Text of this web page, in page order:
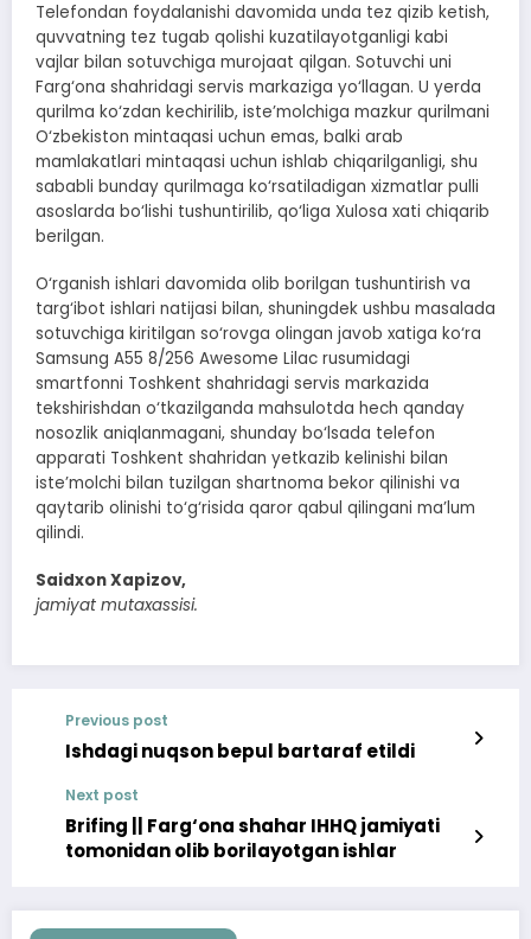
Telefondan foydalanishi davomida unda tez qizib ketish,
quvvatning tez tugab qolishi kuzatilayotganligi kabi
vajlar bilan sotuvchiga murojaat qilgan. Sotuvchi uni
Farg‘ona shahridagi servis markaziga yo‘llagan. U yerda
qurilma ko‘zdan kechirilib, iste’molchiga mazkur qurilmani
O‘zbekiston mintaqasi uchun emas, balki arab
mamlakatlari mintaqasi uchun ishlab chiqarilganligi, shu
sababli bunday qurilmaga ko‘rsatiladigan xizmatlar pulli
asoslarda bo‘lishi tushuntirilib, qo‘liga Xulosa xati chiqarib
berilgan.
O‘rganish ishlari davomida olib borilgan tushuntirish va
targ‘ibot ishlari natijasi bilan, shuningdek ushbu masalada
sotuvchiga kiritilgan so‘rovga olingan javob xatiga ko‘ra
Samsung A55 8/256 Awesome Lilac rusumidagi
smartfonni Toshkent shahridagi servis markazida
tekshirishdan o‘tkazilganda mahsulotda hech qanday
nosozlik aniqlanmagani, shunday bo‘lsada telefon
apparati Toshkent shahridan yetkazib kelinishi bilan
iste’molchi bilan tuzilgan shartnoma bekor qilinishi va
qaytarib olinishi to‘g‘risida qaror qabul qilingani ma’lum
qilindi.
Saidxon Xapizov,
jamiyat mutaxassisi.
Previous post
Ishdagi nuqson bepul bartaraf etildi
Next post
Brifing || Farg‘ona shahar IHHQ jamiyati
tomonidan olib borilayotgan ishlar